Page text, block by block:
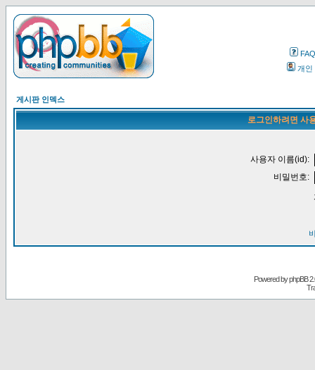
FAQ
개인
게시판 인덱스
로그인하려면 사
사용자 이름(id):
비밀번호:
Powered byphpBB